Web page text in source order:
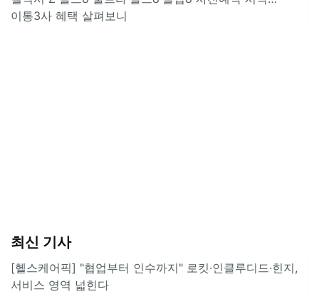
이통3사 혜택 살펴보니
최신 기사
[헬스케어픽] "협업부터 인수까지" 로킷·인클루디드·힌지,
서비스 영역 넓힌다